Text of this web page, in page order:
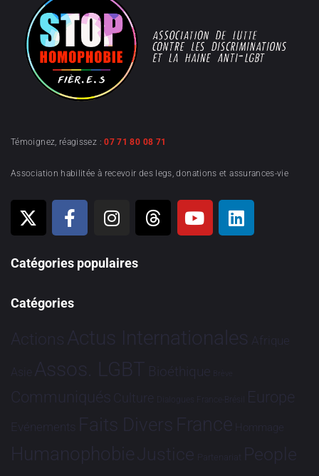
Témoignez, réagissez :07 71 80 08 71
Association habilitée à recevoir des legs, donations et assurances-vie
Catégories populaires
Catégories
Actions Actus Internationales Afrique
Asie Assos. LGBT Bioéthique Brève
Communiqués Culture Dialogues France-Brésil Europe
Evénements Faits Divers France Hommage
HumanophobieJustice Partenariat People